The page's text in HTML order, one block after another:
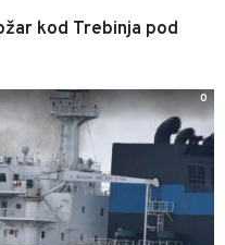
kod Trebinja pod
0